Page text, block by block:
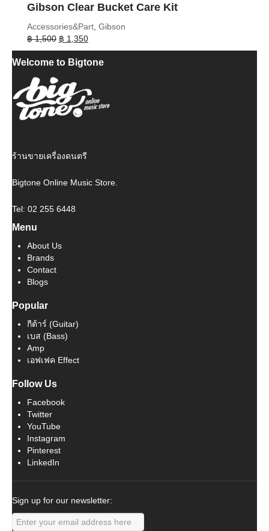
Gibson Clear Bucket Care Kit
Accessories&Part Gibson
฿1,500 Original
price
was:
฿ 1,350Current
price
is:
Welcome to Bigtone
ร้านขายเครื่องดนตรี
Bigtone Online Music Store.
Tel: 02 255 6448
Menu
About Us
Brands
Contact
Blogs
Popular
กีต้าร์ (Guitar)
เบส (Bass)
Amp
เอฟเฟค Effect
Follow Us
Facebook
Twitter
YouTube
Instagram
Pinterest
LinkedIn
Sign up for our newsletter: